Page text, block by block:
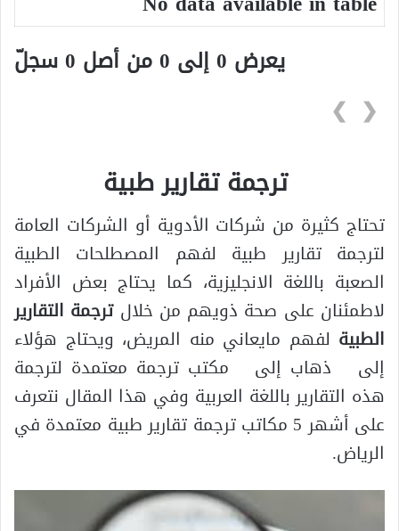
يعرض 0 إلى 0 من أصل 0 سجلّ
❮
❯
ترجمة تقارير طبية
تحتاج كثيرة من شركات الأدوية أو الشركات العامة
لترجمة تقارير طبية لفهم المصطلحات الطبية
الصعبة باللغة الانجليزية، كما يحتاج بعض الأفراد
لاطمئنان على صحة ذويهم من خلالترجمة التقارير
الطبية لفهم مايعاني منه المريض، ويحتاج هؤلاء
إلى ذهاب إلى مكتب ترجمة معتمدة لترجمة
هذه التقارير باللغة العربية وفي هذا المقال نتعرف
على أشهر 5 مكاتب ترجمة تقارير طبية معتمدة في
الرياض.